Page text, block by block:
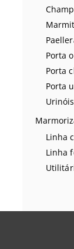
Porta
Porta
Porta
Urinóis
Linha
Linha